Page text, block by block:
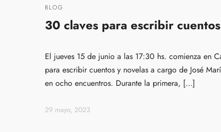
BLOG
30 claves para escribir
El jueves 15 de junio a las 17:30 hs. comienza en
para escribir cuentos y novelas a cargo de José
en ocho encuentros. Durante la primera, […]
29 mayo, 2023